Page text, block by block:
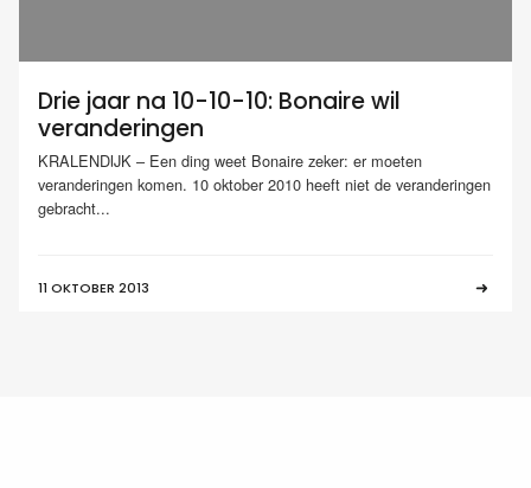
Drie jaar na 10-10-10: Bonaire wil
veranderingen
KRALENDIJK – Een ding weet Bonaire zeker: er moeten
veranderingen komen. 10 oktober 2010 heeft niet de veranderingen
gebracht...
11 OKTOBER 2013